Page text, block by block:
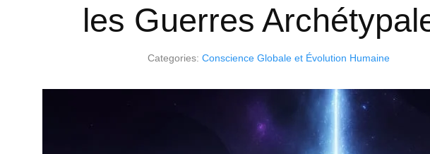
les Guerres
Categories: Conscience Globale et Évolution Humaine